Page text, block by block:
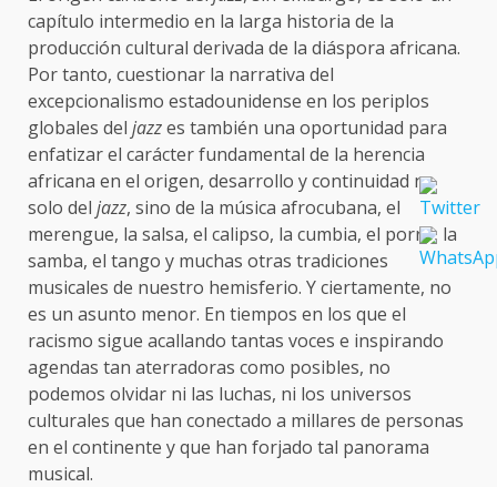
capítulo intermedio en la larga historia de la
producción cultural derivada de la diáspora africana.
Por tanto, cuestionar la narrativa del
excepcionalismo estadounidense en los periplos
globales del jazzes también una oportunidad para
enfatizar el carácter fundamental de la herencia
africana en el origen, desarrollo y continuidad no
solo del jazz, sino de la música afrocubana, el
merengue, la salsa, el calipso, la cumbia, el porro, la
samba, el tango y muchas otras tradiciones
musicales de nuestro hemisferio. Y ciertamente, no
es un asunto menor. En tiempos en los que el
racismo sigue acallando tantas voces e inspirando
agendas tan aterradoras como posibles, no
podemos olvidar ni las luchas, ni los universos
culturales que han conectado a millares de personas
en el continente y que han forjado tal panorama
musical.